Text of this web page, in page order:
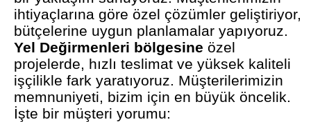
ihtiyaçlarına göre özel çözümler geliştiriyor,
bütçelerine uygun planlamalar yapıyoruz.
Yel Değirmenleri bölgesine özel
projelerde, hızlı teslimat ve yüksek kaliteli
işçilikle fark yaratıyoruz. Müşterilerimizin
memnuniyeti, bizim için en büyük öncelik.
İşte bir müşteri yorumu: